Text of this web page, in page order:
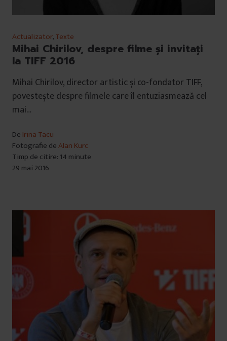
Actualizator,Texte
Mihai Chirilov, despre filme şi invitaţi
la TIFF 2016
Mihai Chirilov, director artistic și co-fondator TIFF,
povestește despre filmele care îl entuziasmează cel
mai…
De Irina Tacu
Fotografie deAlan Kurc
Timp de citire: 14 minute
29 mai 2016